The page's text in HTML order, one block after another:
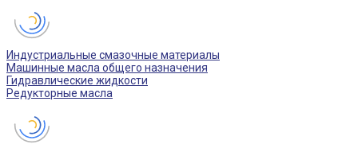
Индустриальные смазочные материалы
Машинные масла общего назначения
Гидравлические жидкости
Редукторные масла